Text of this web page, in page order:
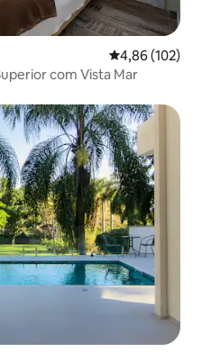
4,86 de uma
4,86 (102)
com Vista Mar